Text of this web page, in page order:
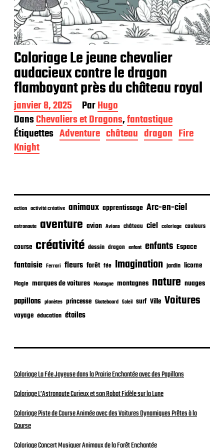
Coloriage Le jeune chevalier
audacieux contre le dragon
flamboyant près du château royal
D
a
t
e
d
e
l
i
a
i
n
janvier 8, 2025 ParHugo
DansChevaliers et Dragons,fantastique
Étiquettes Adventure château dragon Fire
Knight
action activité créative animaux apprentissage Arc-en-ciel
astronaute aventure avion Avions château ciel coloriage couleurs
course créativité dessin dragon enfant enfants Espace
fantaisie Ferrari fleurs forêt fée Imagination jardin licorne
Magie marques de voitures Montagne montagnes nature nuages
papillons planètes princesse Skateboard Soleil surf Ville Voitures
voyage éducation étoiles
Coloriage La Fée Joyeuse dans la Prairie Enchantée avec des Papillons
Coloriage L’Astronaute Curieux et son Robot Fidèle sur la Lune
Coloriage Piste de Course Animée avec des Voitures Dynamiques Prêtes à la
Course
Coloriage Concert Musiquer Animaux de la Forêt Enchantée